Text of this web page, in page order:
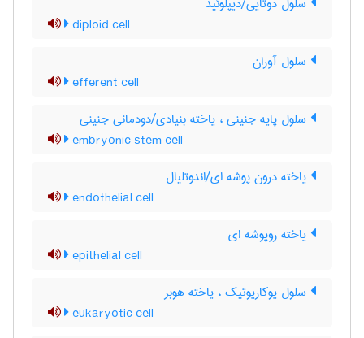
diploid cell
سلول آوران
efferent cell
سلول پایه جنینی ، یاخته بنیادی/دودمانی جنینی
embryonic stem cell
یاخته درون پوشه ای/اندوتلیال
endothelial cell
یاخته روپوشه ای
epithelial cell
سلول یوکاریوتیک ، یاخته هوبر
eukaryotic cell